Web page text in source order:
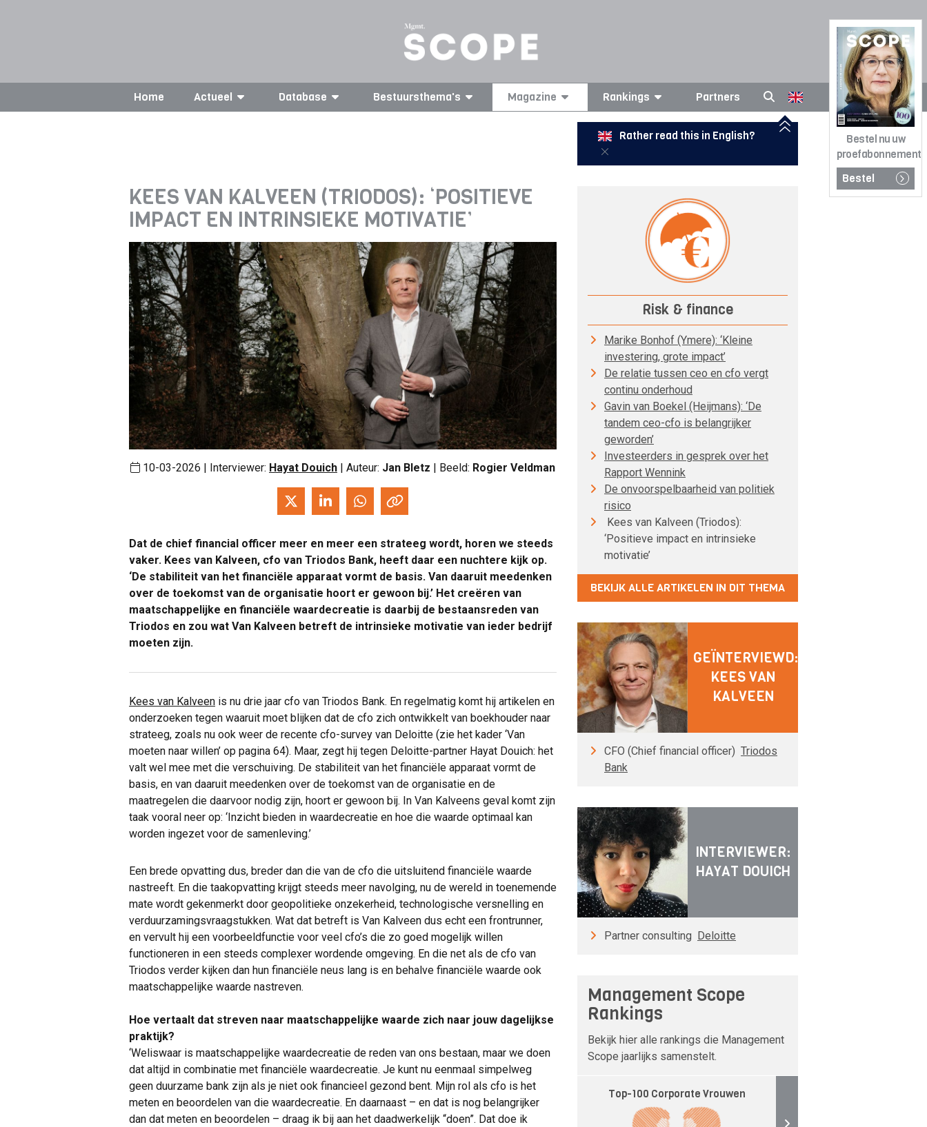
Bestel nu uw
proefabonnement
Bestel
Home Actueel Database Bestuursthema's Magazine Rankings Partners
Rather read this in English?
KEES VAN KALVEEN (TRIODOS): ‘POSITIEVE
IMPACT EN INTRINSIEKE MOTIVATIE’
10-03-2026 | Interviewer: Hayat Douich | Auteur: Jan Bletz | Beeld: Rogier Veldman
Dat de chief financial officer meer en meer een strateeg wordt, horen we steeds
vaker. Kees van Kalveen, cfo van Triodos Bank, heeft daar een nuchtere kijk op.
‘De stabiliteit van het financiële apparaat vormt de basis. Van daaruit meedenken
over de toekomst van de organisatie hoort er gewoon bij.’ Het creëren van
maatschappelijke en financiële waardecreatie is daarbij de bestaansreden van
Triodos en zou wat Van Kalveen betreft de intrinsieke motivatie van ieder bedrijf
moeten zijn.
Kees van Kalveen is nu drie jaar cfo van Triodos Bank. En regelmatig komt hij artikelen en
onderzoeken tegen waaruit moet blijken dat de cfo zich ontwikkelt van boekhouder naar
strateeg, zoals nu ook weer de recente cfo-survey van Deloitte (zie het kader ‘Van
moeten naar willen’ op pagina 64). Maar, zegt hij tegen Deloitte-partner Hayat Douich: het
valt wel mee met die verschuiving. De stabiliteit van het financiële apparaat vormt de
basis, en van daaruit meedenken over de toekomst van de organisatie en de
maatregelen die daarvoor nodig zijn, hoort er gewoon bij. In Van Kalveens geval komt zijn
taak vooral neer op: ‘Inzicht bieden in waardecreatie en hoe die waarde optimaal kan
worden ingezet voor de samenleving.’
Een brede opvatting dus, breder dan die van de cfo die uitsluitend financiële waarde
nastreeft. En die taakopvatting krijgt steeds meer navolging, nu de wereld in toenemende
mate wordt gekenmerkt door geopolitieke onzekerheid, technologische versnelling en
verduurzamingsvraagstukken. Wat dat betreft is Van Kalveen dus echt een frontrunner,
en vervult hij een voorbeeldfunctie voor veel cfo’s die zo goed mogelijk willen
functioneren in een steeds complexer wordende omgeving. En die net als de cfo van
Triodos verder kijken dan hun financiële neus lang is en behalve financiële waarde ook
maatschappelijke waarde nastreven.
Hoe vertaalt dat streven naar maatschappelijke waarde zich naar jouw dagelijkse
praktijk?
‘Weliswaar is maatschappelijke waardecreatie de reden van ons bestaan, maar we doen
dat altijd in combinatie met financiële waardecreatie. Je kunt nu eenmaal simpelweg
geen duurzame bank zijn als je niet ook financieel gezond bent. Mijn rol als cfo is het
meten en beoordelen van die waardecreatie. En daarnaast – en dat is nog belangrijker
dan dat meten en beoordelen – draag ik bij aan het daadwerkelijk “doen”. Dat doe ik
Risk & finance
Marike Bonhof (Ymere): ‘Kleine
investering, grote impact’
De relatie tussen ceo en cfo vergt
continu onderhoud
Gavin van Boekel (Heijmans): ‘De
tandem ceo-cfo is belangrijker
geworden’
Investeerders in gesprek over het
Rapport Wennink
De onvoorspelbaarheid van politiek
risico
Kees van Kalveen (Triodos):
‘Positieve impact en intrinsieke
motivatie’
BEKIJK ALLE ARTIKELEN IN DIT THEMA
GEÏNTERVIEWD:
KEES VAN
KALVEEN
CFO (Chief financial officer) Triodos
Bank
INTERVIEWER:
HAYAT DOUICH
Partner consulting Deloitte
Management Scope
Rankings
Bekijk hier alle rankings die Management
Scope jaarlijks samenstelt.
Top-100 Corporate Vrouwen